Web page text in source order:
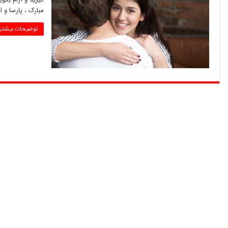
مبارک ، پارسا و
توضیحات